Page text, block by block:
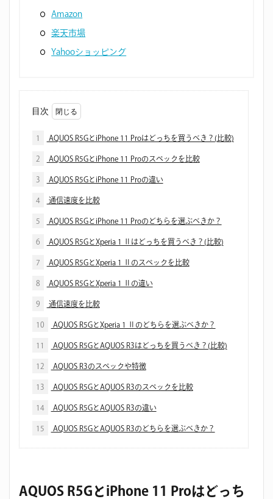
Amazon
楽天市場
Yahooショッピング
目次
1 AQUOS R5GとiPhone 11 Proはどっちを買うべき？(比較)
2 AQUOS R5GとiPhone 11 Proのスペックを比較
3 AQUOS R5GとiPhone 11 Proの違い
4 通信速度を比較
5 AQUOS R5GとiPhone 11 Proのどちらを選ぶべきか？
6 AQUOS R5GとXperia 1 Ⅱはどっちを買うべき？(比較)
7 AQUOS R5GとXperia 1 Ⅱのスペックを比較
8 AQUOS R5GとXperia 1 Ⅱの違い
9 通信速度を比較
10 AQUOS R5GとXperia 1 Ⅱのどちらを選ぶべきか？
11 AQUOS R5GとAQUOS R3はどっちを買うべき？(比較)
12 AQUOS R3のスペックや特徴
13 AQUOS R5GとAQUOS R3のスペックを比較
14 AQUOS R5GとAQUOS R3の違い
15 AQUOS R5GとAQUOS R3のどちらを選ぶべきか？
AQUOS R5GとiPhone 11 Proはどっち